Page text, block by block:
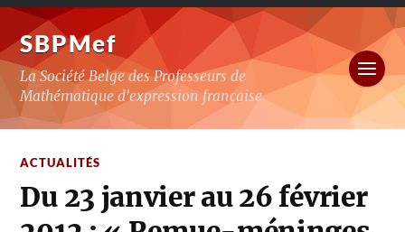
SBPMef
La Société Belge des Professeurs de
Mathématique d'expression française
ACTUALITÉS
Du 23 janvier au 26 février